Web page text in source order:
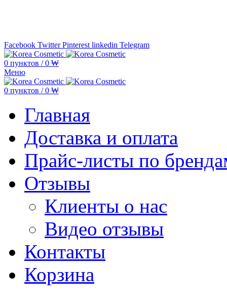
Facebook Twitter Pinterest linkedin Telegram
0 пунктов / 0 ₩
Меню
0 пунктов / 0 ₩
Главная
Доставка и оплата
Прайс-листы по
Отзывы
Клиенты о нас
Видео отзывы
Контакты
Корзина